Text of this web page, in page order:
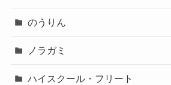
のうりん
ノラガミ
ハイスクール・フリート